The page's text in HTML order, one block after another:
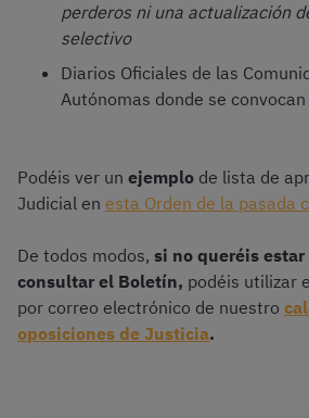
perderos ni una actualización
selectivo
Diarios Oficiales de las
Autónomas donde se convocan
Podéis ver un ejemplo de lista de
Judicial en esta Orden de la pasada
De todos modos, si no queréis
consultar el Boletín, podéis utilizar
por correo electrónico de nuestro
oposiciones de Justicia.